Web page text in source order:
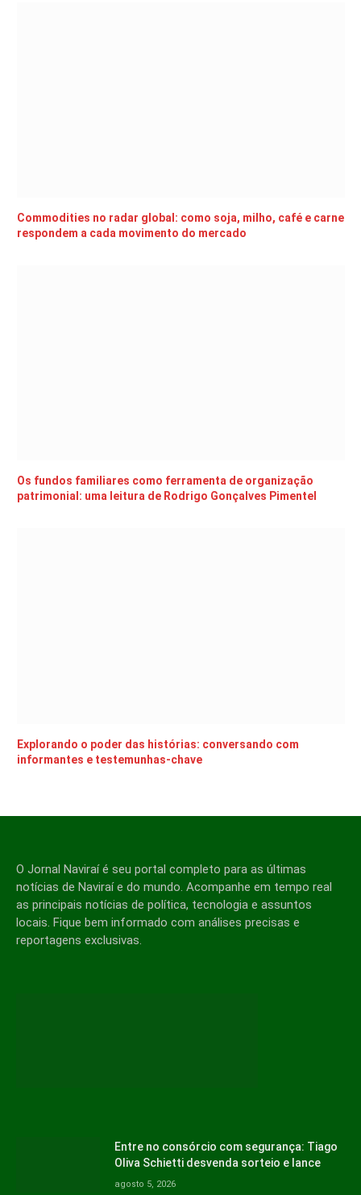
Commodities no radar global: como soja, milho, café e carne
respondem a cada movimento do mercado
Os fundos familiares como ferramenta de organização
patrimonial: uma leitura de Rodrigo Gonçalves Pimentel
Explorando o poder das histórias: conversando com
informantes e testemunhas-chave
O Jornal Naviraí é seu portal completo para as últimas
notícias de Naviraí e do mundo. Acompanhe em tempo real
as principais notícias de política, tecnologia e assuntos
locais. Fique bem informado com análises precisas e
reportagens exclusivas.
Entre no consórcio com segurança: Tiago
Oliva Schietti desvenda sorteio e lance
agosto 5, 2026